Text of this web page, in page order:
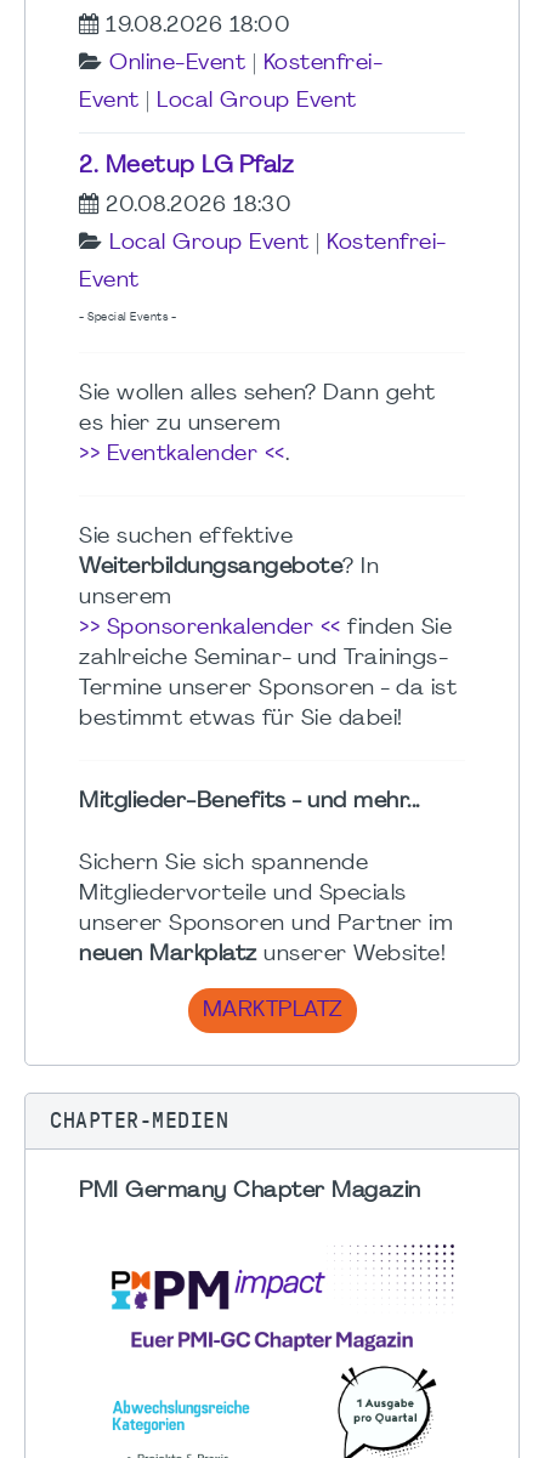
19.08.2026 18:00
Online-Event
Kostenfrei-
Event
Local Group Event
2. Meetup LG Pfalz
20.08.2026 18:30
Local Group Event
Kostenfrei-
Event
- Special Events -
Sie wollen alles sehen? Dann geht
es hier zu unserem
>> Eventkalender <<.
Sie suchen effektive
Weiterbildungsangebote? In
unserem
>> Sponsorenkalender << finden Sie
zahlreiche Seminar- und Trainings-
Termine unserer Sponsoren - da ist
bestimmt etwas für Sie dabei!
Mitglieder-Benefits - und mehr...
Sichern Sie sich spannende
Mitgliedervorteile und Specials
unserer Sponsoren und Partner im
neuen Markplatzunserer Website!
MARKTPLATZ
CHAPTER-MEDIEN
PMI Germany Chapter Magazin